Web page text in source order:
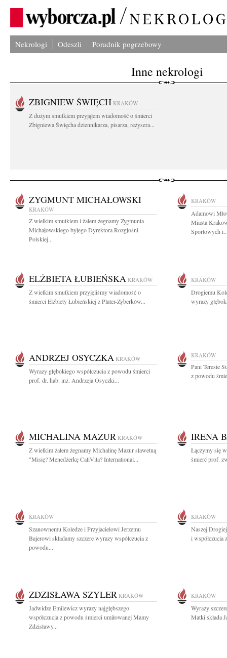
Nekrologi Odeszli Poradnik pogrzebowy
Inne nekrologi
ZBIGNIEW ŚWIĘCH KRAKÓW
Z dużym smutkiem przyjąłem wiadomość o śmierci
Zbigniewa Święcha dziennikarza, pisarza, reżysera...
ZYGMUNT MICHAŁOWSKI
KRAKÓW
Z wielkim smutkiem i żalem żegnamy Zygmunta
Michałowskiego byłego Dyrektora Rozgłośni
Polskiej...
KRAKÓW
Adamowi
Miasta
Sportowych
ELŻBIETA ŁUBIEŃSKA KRAKÓW
Z wielkim smutkiem przyjęliśmy wiadomość o
śmierci Elżbiety Łubieńskiej z Plater-Zyberków...
KRAKÓW
Drogiemu
wyrazy
ANDRZEJ OSYCZKA KRAKÓW
Wyrazy głębokiego współczucia z powodu śmierci
prof. dr. hab. inż. Andrzeja Osyczki...
KRAKÓW
Pani Teresie
z powodu
MICHALINA MAZUR KRAKÓW
Z wielkim żalem żegnamy Michalinę Mazur sławetną
"Misię? Menedżerkę CaliVita? International...
IRENA
Łączymy się
śmierć prof.
KRAKÓW
Szanownemu Koledze i Przyjacielowi Jerzemu
Bajerowi składamy szczere wyrazy współczucia z
powodu...
KRAKÓW
Naszej
i współczucia
ZDZISŁAWA SZYLER KRAKÓW
Jadwidze Emilewicz wyrazy najgłębszego
współczucia z powodu śmierci umiłowanej Mamy
Zdzisławy...
KRAKÓW
Wyrazy
Matki składa